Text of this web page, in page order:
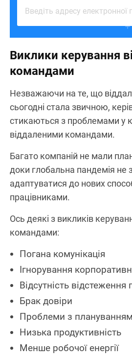
Виклики керування
командами
Незважаючи на те, що
сьогодні стала звичною,
стикаються з проблемами у
віддаленими командами.
Багато компаній не мали
доки глобальна пандемія не
адаптуватися до нових
працівниками.
Ось деякі з викликів
командами:
Погана комунікація
Ігнорування
Відсутність відстеження
Брак довіри
Проблеми з плануванням
Низька продуктивність
Менше робочої енергії